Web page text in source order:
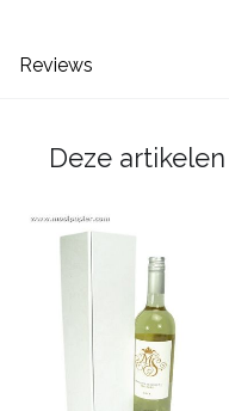
Reviews
Deze